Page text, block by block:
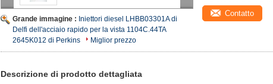
Grande immagine : Iniettori diesel LHBB03301A di
Delfi dell'acciaio rapido per la vista 1104C.44TA
2645K012 di Perkins
Miglior prezzo
Contatto
Descrizione di prodotto dettagliata